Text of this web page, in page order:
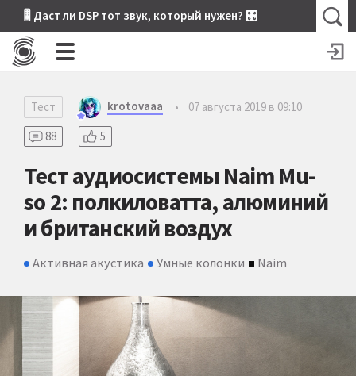
🎚 Даст ли DSP тот звук, который нужен? 🎛
Тест krotovaaa •
07 августа 2019 в 09:10
88
5
Тест аудиосистемы Naim Mu-
so 2: полкиловатта, алюминий
и британский воздух
Активная акустика Умные колонки Naim